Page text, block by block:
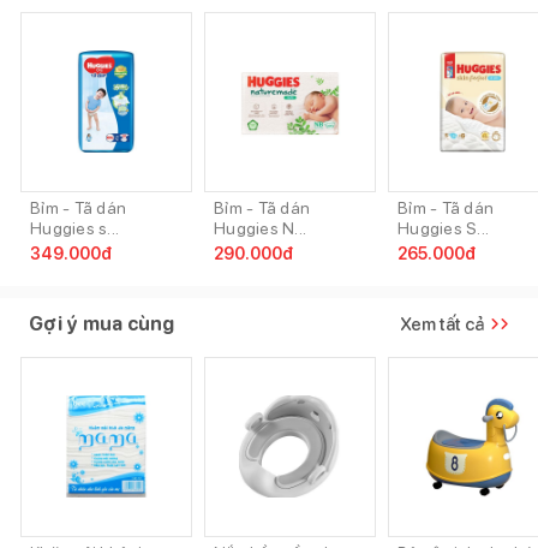
Bỉm - Tã dán
Huggies s...
349.000đ
Bỉm - Tã dán
Huggies N...
290.000đ
Bỉm - Tã dán
Huggies S...
265.000đ
Gợi ý mua cùng Xem tất cả